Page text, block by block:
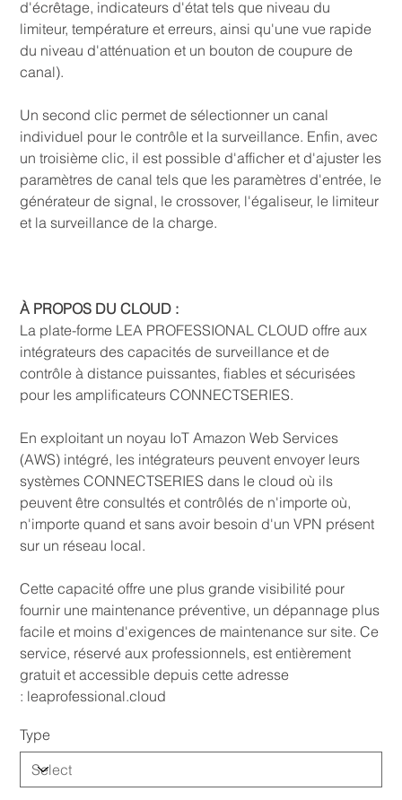
d'écrêtage, indicateurs d'état tels que niveau du
limiteur, température et erreurs, ainsi qu'une vue rapide
du niveau d'atténuation et un bouton de coupure de
canal).
Un second clic permet de sélectionner un canal
individuel pour le contrôle et la surveillance. Enfin, avec
un troisième clic, il est possible d'afficher et d'ajuster les
paramètres de canal tels que les paramètres d'entrée, le
générateur de signal, le crossover, l'égaliseur, le limiteur
et la surveillance de la charge.
À PROPOS DU CLOUD :
La plate-forme LEA PROFESSIONAL CLOUD offre aux
intégrateurs des capacités de surveillance et de
contrôle à distance puissantes, fiables et sécurisées
pour les amplificateurs CONNECTSERIES.
En exploitant un noyau IoT Amazon Web Services
(AWS) intégré, les intégrateurs peuvent envoyer leurs
systèmes CONNECTSERIES dans le cloud où ils
peuvent être consultés et contrôlés de n'importe où,
n'importe quand et sans avoir besoin d'un VPN présent
sur un réseau local.
Cette capacité offre une plus grande visibilité pour
fournir une maintenance préventive, un dépannage plus
facile et moins d'exigences de maintenance sur site. Ce
service, réservé aux professionnels, est entièrement
gratuit et accessible depuis cette adresse
: leaprofessional.cloud
Type